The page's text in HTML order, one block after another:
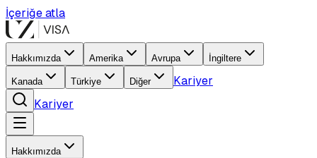
İçeriğe atla
Hakkımızda Amerika Avrupa İngiltere
Kanada Türkiye Diğer
Kariyer
Kariyer
Hakkımızda